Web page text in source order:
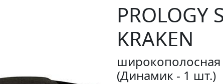
PROLOGY
KRAKEN
широкополосная
(Динамик - 1 шт.)